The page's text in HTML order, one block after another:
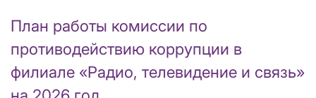
План работы комиссии по
противодействию коррупции в
филиале «Радио, телевидение и связь»